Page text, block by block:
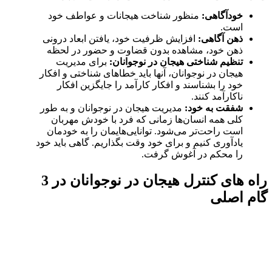
خودآگاهی: منظور شناخت هیجانات و عواطف خود
است.
ذهن آگاهی: افزایش ظرفیت خود، یافتن ابعاد درونی
ذهن خود، مشاهده بدون قضاوت و حضور در لحظه
تنظیم شناختی هیجان در نوجوانان: برای مدیریت
هیجان در نوجوانان، آنها باید خطاهای شناختی و افکار
خود را بشناسند و افکار کارآمد را جایگزین افکار
ناکارآمد کنند.
شفقت به خود: مدیریت هیجان در نوجوانان و به طور
کلی همه انسان‌ها زمانی که فرد با خودش مهربان
است راحت‌تر می‌شود. توانایی‌هایمان را به خودمان
یادآوری کنیم و برای خود وقت بگذاریم. گاهی باید خود
را محکم در آغوش گرفت.
راه های کنترل هیجان در نوجوانان در 3
گام اصلی